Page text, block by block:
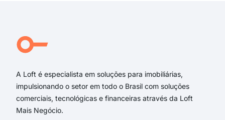
A Loft é especialista em soluções para imobiliárias,
impulsionando o setor em todo o Brasil com soluções
comerciais, tecnológicas e financeiras através da Loft
Mais Negócio.